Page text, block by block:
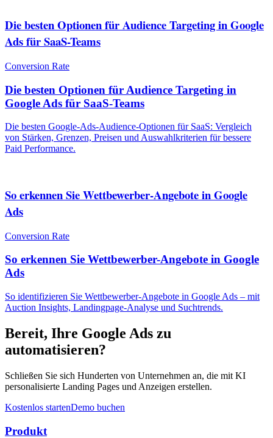
Die besten Optionen für Audience Targeting in Google
Ads für SaaS-Teams
Conversion Rate
Die besten Optionen für Audience Targeting in
Google Ads für SaaS-Teams
Die besten Google-Ads-Audience-Optionen für SaaS: Vergleich
von Stärken, Grenzen, Preisen und Auswahlkriterien für bessere
Paid Performance.
So erkennen Sie Wettbewerber-Angebote in Google
Ads
Conversion Rate
So erkennen Sie Wettbewerber-Angebote in Google
Ads
So identifizieren Sie Wettbewerber-Angebote in Google Ads – mit
Auction Insights, Landingpage-Analyse und Suchtrends.
Bereit, Ihre Google Ads zu
automatisieren?
Schließen Sie sich Hunderten von Unternehmen an, die mit KI
personalisierte Landing Pages und Anzeigen erstellen.
Kostenlos startenDemo buchen
Produkt